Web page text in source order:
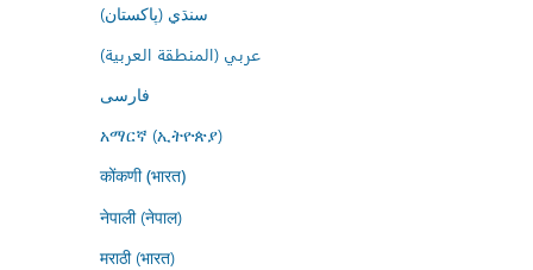
سنڌي (پاکستان)
عربي (المنطقة العربية)
فارسى
አማርኛ (ኢትዮጵያ)
कोंकणी (भारत)
नेपाली (नेपाल)
मराठी (भारत)